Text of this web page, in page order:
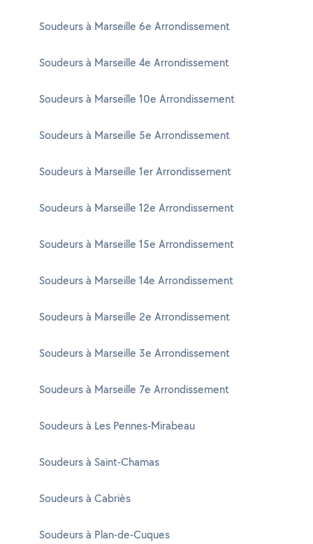
Soudeurs à Marseille 6e Arrondissement
Soudeurs à Marseille 4e Arrondissement
Soudeurs à Marseille 10e Arrondissement
Soudeurs à Marseille 5e Arrondissement
Soudeurs à Marseille 1er Arrondissement
Soudeurs à Marseille 12e Arrondissement
Soudeurs à Marseille 15e Arrondissement
Soudeurs à Marseille 14e Arrondissement
Soudeurs à Marseille 2e Arrondissement
Soudeurs à Marseille 3e Arrondissement
Soudeurs à Marseille 7e Arrondissement
Soudeurs à Les Pennes-Mirabeau
Soudeurs à Saint-Chamas
Soudeurs à Cabriès
Soudeurs à Plan-de-Cuques